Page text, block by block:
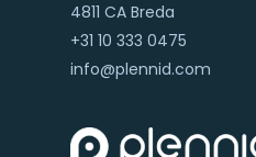
4811 CA Breda
+31 10 333 0475
info@plennid.com